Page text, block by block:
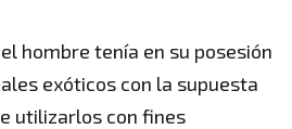
hombre tenía en su posesión
exóticos con la supuesta
utilizarlos con fines